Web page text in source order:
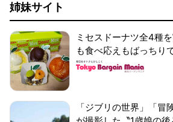
姉妹サイト
ミセスドーナツ全4種
も食べ応えもばっちり
「ジブリの世界」「冒